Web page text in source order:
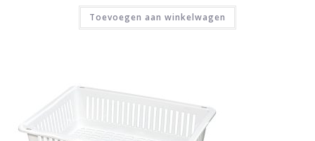
Toevoegen aan winkelwagen